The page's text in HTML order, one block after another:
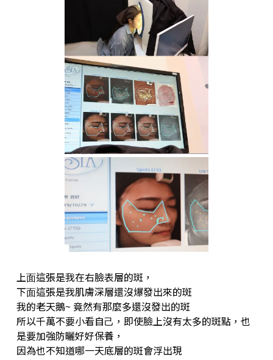
上⾯這張是我在右臉表層的斑，
下⾯這張是我肌膚深層還沒爆發出來的斑
我的老天鵝~ 竟然有那麼多還沒發出的斑
所以千萬不要⼩看⾃⼰，即使臉上沒有太多的斑點，也
是要加強防曬好好保養，
因為也不知道哪⼀天底層的斑會浮出現